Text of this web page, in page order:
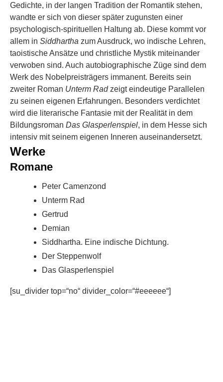
Gedichte, in der langen Tradition der Romantik stehen,
wandte er sich von dieser später zugunsten einer
psychologisch-spirituellen Haltung ab. Diese kommt vor
allem in Siddhartha zum Ausdruck, wo indische Lehren,
taoistische Ansätze und christliche Mystik miteinander
verwoben sind. Auch autobiographische Züge sind dem
Werk des Nobelpreisträgers immanent. Bereits sein
zweiter Roman Unterm Radzeigt eindeutige Parallelen
zu seinen eigenen Erfahrungen. Besonders verdichtet
wird die literarische Fantasie mit der Realität in dem
Bildungsroman Das Glasperlenspiel, in dem Hesse sich
intensiv mit seinem eigenen Inneren auseinandersetzt.
Werke
Romane
Peter Camenzond
Unterm Rad
Gertrud
Demian
Siddhartha. Eine indische Dichtung.
Der Steppenwolf
Das Glasperlenspiel
[su_divider top=“no“ divider_color=“#eeeeee“]